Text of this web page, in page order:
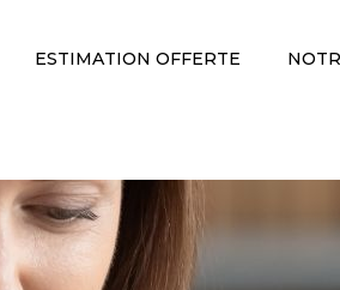
ESTIMATION OFFERTE
BUDGET